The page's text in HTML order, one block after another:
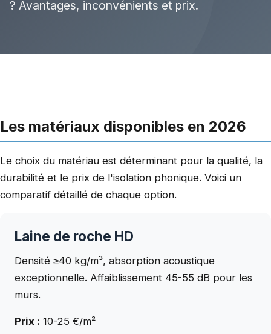
? Avantages, inconvénients et prix.
Les matériaux disponibles en 2026
Le choix du matériau est déterminant pour la qualité, la
durabilité et le prix de l'isolation phonique. Voici un
comparatif détaillé de chaque option.
Laine de roche HD
Densité ≥40 kg/m³, absorption acoustique
exceptionnelle. Affaiblissement 45-55 dB pour les
murs.
Prix : 10-25 €/m²